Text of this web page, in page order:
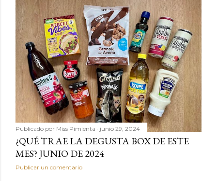
Publicado por Miss Pimienta junio 29, 2024
¿QUÉ TRAE LA DEGUSTA BOX DE ESTE
MES? JUNIO DE 2024
Publicar un comentario